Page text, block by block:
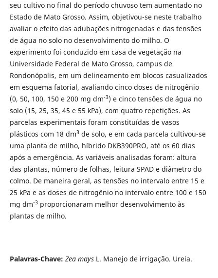
seu cultivo no final do período chuvoso tem aumentado no
Estado de Mato Grosso. Assim, objetivou-se neste trabalho
avaliar o efeito das adubações nitrogenadas e das tensões
de água no solo no desenvolvimento do milho. O
experimento foi conduzido em casa de vegetação na
Universidade Federal de Mato Grosso, campus de
Rondonópolis, em um delineamento em blocos casualizados
em esquema fatorial, avaliando cinco doses de nitrogênio
(0, 50, 100, 150 e 200 mg dm-3) e cinco tensões de água no
solo (15, 25, 35, 45 e 55 kPa), com quatro repetições. As
parcelas experimentais foram constituídas de vasos
plásticos com 18 dm3de solo, e em cada parcela cultivou-se
uma planta de milho, híbrido DKB390PRO, até os 60 dias
após a emergência. As variáveis analisadas foram: altura
das plantas, número de folhas, leitura SPAD e diâmetro do
colmo. De maneira geral, as tensões no intervalo entre 15 e
25 kPa e as doses de nitrogênio no intervalo entre 100 e 150
mg dm-3proporcionaram melhor desenvolvimento às
plantas de milho.
Palavras-Chave: Zea maysL. Manejo de irrigação. Ureia.